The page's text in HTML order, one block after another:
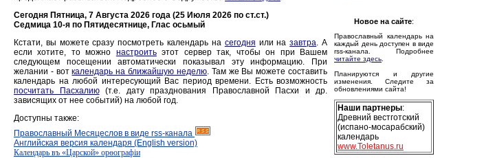
Сегодня Пятница, 7 Августа 2026 года (25 Июля 2026 по ст.ст.)
Седмица 10-я по Пятидесятнице, Глас осьмый
Кстати, вы можете сразу посмотреть календарь на сегодня или назавтра. А
если хотите, то можно настроитьэтот сервер так, чтобы он при Вашем
следующем посещении автоматически показывал эту информацию. При
желании - воткалендарь на ближайшую неделю. Там же Вы можете составить
календарь на любой интересующий Вас период времени. Есть возможность
посчитать Пасхалию(т.е. дату празднования Православной Пасхи и др.
зависящих от нее событий) на любой год.
Доступны также:
Православный Месяцеслов в виде rss-канала
Английская версия календаря (English version)
Календарь въ «Царской» орѳографiи
Новое на сайте:
Православный календарь на
каждый день доступен в виде
rss-канала. Подробнее
читайте здесь
Планируются и другие
изменения. Следите за
обновлениями сайта!
Наши партнеры:
Древний вестготский
(испано-мосарабский)
календарь
www.Toletanus.ru